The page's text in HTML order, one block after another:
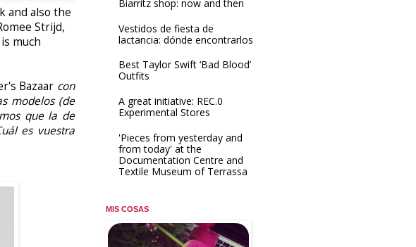
and also the
Strijd,
much
Bazaar con
modelos (de
que la de
es vuestra
Biarritz shop: now and then
Vestidos de fiesta de
lactancia: dónde encontrarlos
Best Taylor Swift ‘Bad Blood’
Outfits
A great initiative: REC.0
Experimental Stores
'Pieces from yesterday and
from today' at the
Documentation Centre and
Textile Museum of Terrassa
MIS COSAS